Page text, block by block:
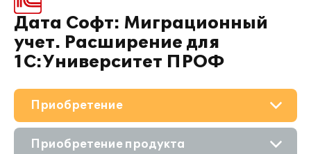
Дата Софт: Миграционный
учет. Расширение для
1С:Университет ПРОФ
О решении
Приобретение
Приобретение продукта